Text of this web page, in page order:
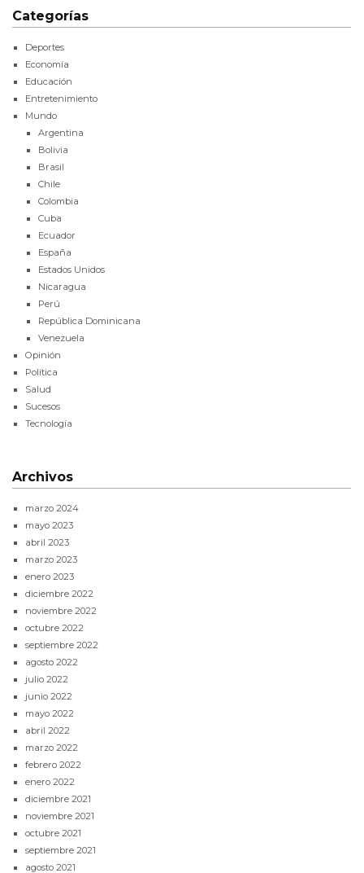
Categorías
Deportes
Economía
Educación
Entretenimiento
Mundo
Argentina
Bolivia
Brasil
Chile
Colombia
Cuba
Ecuador
España
Estados Unidos
Nicaragua
Perú
República Dominicana
Venezuela
Opinión
Política
Salud
Sucesos
Tecnología
Archivos
marzo 2024
mayo 2023
abril 2023
marzo 2023
enero 2023
diciembre 2022
noviembre 2022
octubre 2022
septiembre 2022
agosto 2022
julio 2022
junio 2022
mayo 2022
abril 2022
marzo 2022
febrero 2022
enero 2022
diciembre 2021
noviembre 2021
octubre 2021
septiembre 2021
agosto 2021